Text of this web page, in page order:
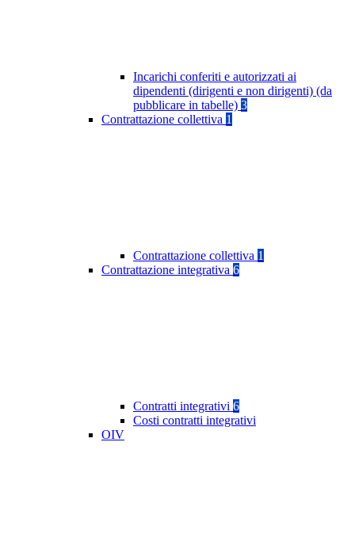
Incarichi conferiti e autorizzati ai
dipendenti (dirigenti e non dirigenti) (da
pubblicare in tabelle) 3
Contrattazione collettiva 1
Contrattazione collettiva 1
Contrattazione integrativa 6
Contratti integrativi 6
Costi contratti integrativi
OIV